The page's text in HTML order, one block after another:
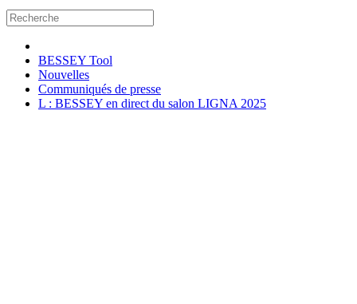
BESSEY Tool
Nouvelles
Communiqués de presse
L : BESSEY en direct du salon LIGNA 2025